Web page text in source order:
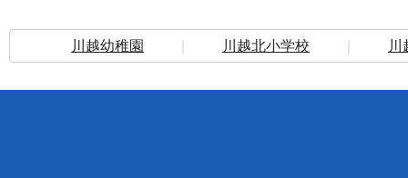
川越幼稚園 川越北小学校 川